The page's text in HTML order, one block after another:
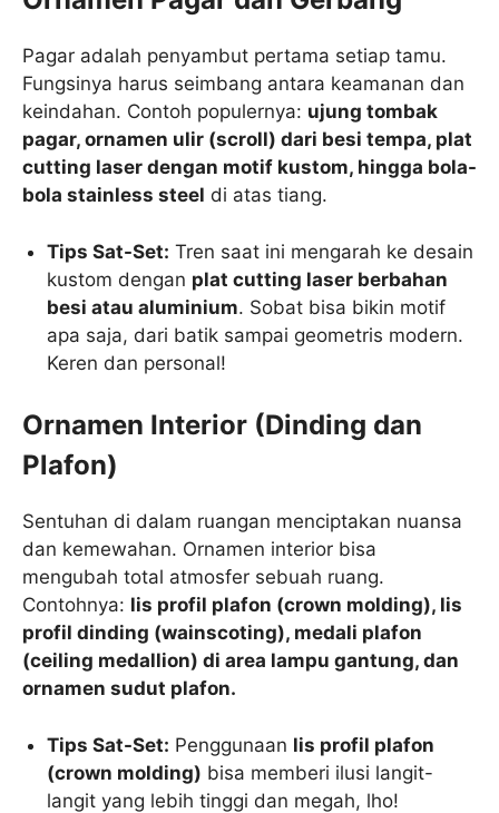
Pagar adalah penyambut pertama setiap tamu.
Fungsinya harus seimbang antara keamanan dan
keindahan. Contoh populernya: ujung tombak
pagar, ornamen ulir (scroll) dari besi tempa, plat
cutting laser dengan motif kustom, hingga bola-
bola stainless steel di atas tiang.
Tips Sat-Set: Tren saat ini mengarah ke desain
kustom dengan plat cutting laser berbahan
besi atau aluminium. Sobat bisa bikin motif
apa saja, dari batik sampai geometris modern.
Keren dan personal!
Ornamen Interior (Dinding dan
Plafon)
Sentuhan di dalam ruangan menciptakan nuansa
dan kemewahan. Ornamen interior bisa
mengubah total atmosfer sebuah ruang.
Contohnya: lis profil plafon (crown molding), lis
profil dinding (wainscoting), medali plafon
(ceiling medallion) di area lampu gantung, dan
ornamen sudut plafon.
Tips Sat-Set: Penggunaan lis profil plafon
(crown molding) bisa memberi ilusi langit-
langit yang lebih tinggi dan megah, lho!